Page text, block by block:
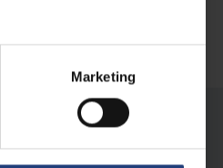
Marketing